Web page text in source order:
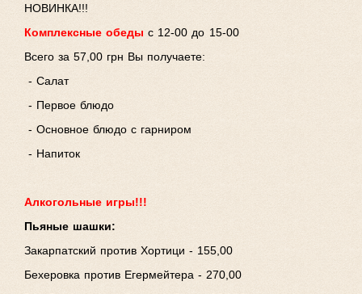
НОВИНКА!!!
Комплексные обеды с 12-00 до
Всего за 57,00 грн Вы получаете:
- Салат
- Первое блюдо
- Основное блюдо с гарниром
- Напиток
Алкогольные игры!!!
Пьяные шашки:
Закарпатский против Хортици - 155,00
Бехеровка против Егермейтера - 270,00